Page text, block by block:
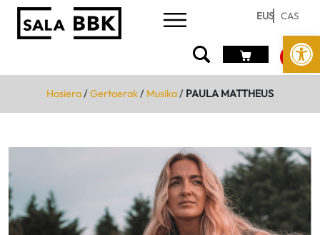
EUS CAS
Hasiera/Gertaerak/ Musika/ PAULA MATTHEUS